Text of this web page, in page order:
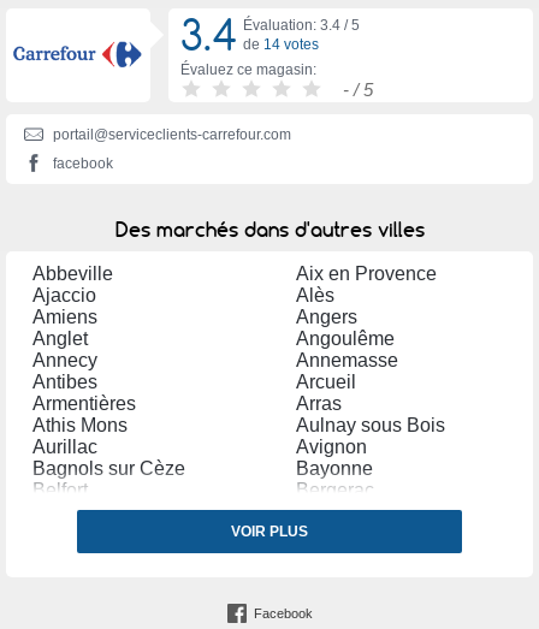
3.4 Évaluation: 3.4 /5
de 14 votes
Évaluez ce magasin:
- / 5
portail@serviceclients-carrefour.com
facebook
Des marchés dans d'autres villes
Abbeville
Aix en Provence
Ajaccio
Alès
Amiens
Angers
Anglet
Angoulême
Annecy
Annemasse
Antibes
Arcueil
Armentières
Arras
Athis Mons
Aulnay sous Bois
Aurillac
Avignon
Bagnols sur Cèze
Bayonne
Belfort
Bergerac
Béthune
Béziers
Blagnac
Bordeaux
Boulogne Billancourt
Brunoy
VOIR PLUS
Facebook